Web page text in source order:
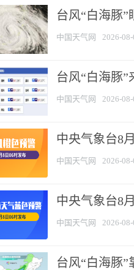
台风“白海豚
中国天气网 2026-
台风“白海豚
中国天气网 2026-
中央气象台8
中国天气网 2026-
中央气象台8
中国天气网 2026-
台风“白海豚